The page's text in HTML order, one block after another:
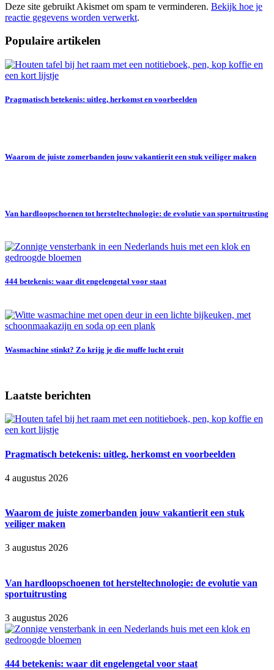
Deze site gebruikt Akismet om spam te verminderen. Bekijk hoe je
reactie gegevens worden verwerkt.
Populaire artikelen
Pragmatisch betekenis: uitleg, herkomst en voorbeelden
Waarom de juiste zomerbanden jouw vakantierit een stuk veiliger maken
Van hardloopschoenen tot hersteltechnologie: de evolutie van sportuitrusting
444 betekenis: waar dit engelengetal voor staat
Wasmachine stinkt? Zo krijg je die muffe lucht eruit
Laatste berichten
Pragmatisch betekenis: uitleg, herkomst en voorbeelden
4 augustus 2026
Waarom de juiste zomerbanden jouw vakantierit een stuk
veiliger maken
3 augustus 2026
Van hardloopschoenen tot hersteltechnologie: de evolutie van
sportuitrusting
3 augustus 2026
444 betekenis: waar dit engelengetal voor staat